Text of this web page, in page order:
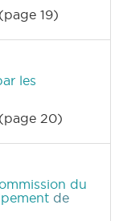
(page 19)
les
(page 20)
du
de